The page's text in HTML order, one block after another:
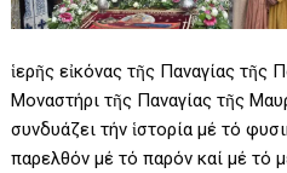
ἱερῆς εἰκόνας τῆς Παναγίας τῆς
Μοναστήρι τῆς Παναγίας τῆς
συνδυάζει τήν ἱστορία μέ τό
παρελθόν μέ τό παρόν καί μέ τό